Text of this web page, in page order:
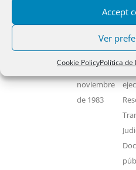
Accept
Ver
Cookie PolicyPolítica de
FIRMADOS POR ESPAÑA
FECHA
14 de
noviembre
de 1983